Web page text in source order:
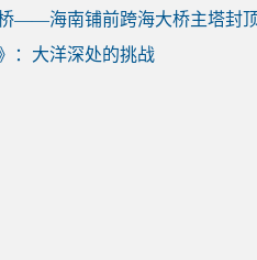
——海南铺前跨海大桥主塔封
：大洋深处的挑战